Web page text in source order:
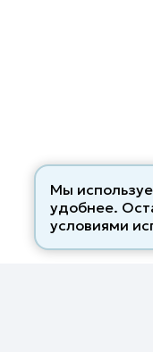
Мы
удобнее.
условиями